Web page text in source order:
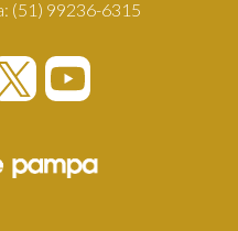
(51) 99236-6315